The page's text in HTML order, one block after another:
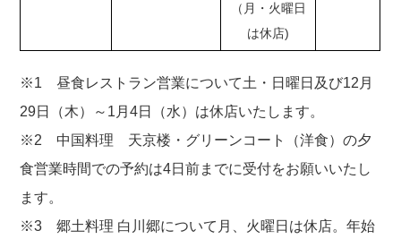
（月・火曜日
は休店)
※1 昼食レストラン営業について土・日曜日及び12月
29日（木）～1月4日（水）は休店いたします。
※2 中国料理 天京楼・グリーンコート（洋食）の夕
食営業時間での予約は4日前までに受付をお願いいたし
ます。
※3 郷土料理 白川郷について月、火曜日は休店。年始